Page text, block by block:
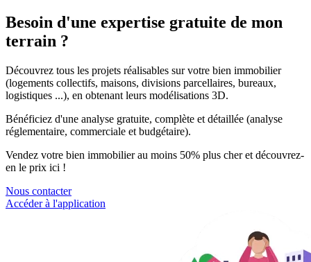
Besoin d'une expertise gratuite de mon
terrain ?
Découvrez tous les projets réalisables sur votre bien immobilier
(logements collectifs, maisons, divisions parcellaires, bureaux,
logistiques ...), en obtenant leurs modélisations 3D.
Bénéficiez d'une analyse gratuite, complète et détaillée (analyse
réglementaire, commerciale et budgétaire).
Vendez votre bien immobilier au moins 50% plus cher et découvrez-
en le prix ici !
Nous contacter
Accéder à l'application